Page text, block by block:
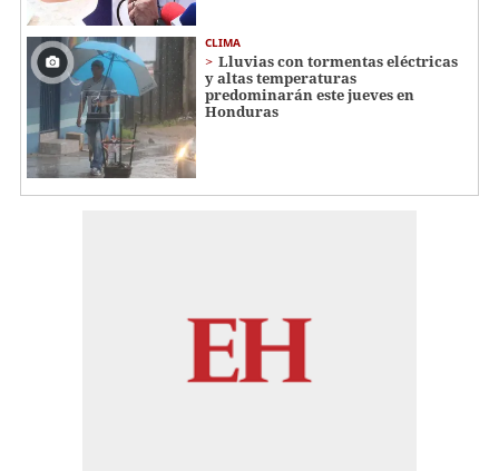
CLIMA
Lluvias con tormentas eléctricas
y altas temperaturas
predominarán este jueves en
Honduras